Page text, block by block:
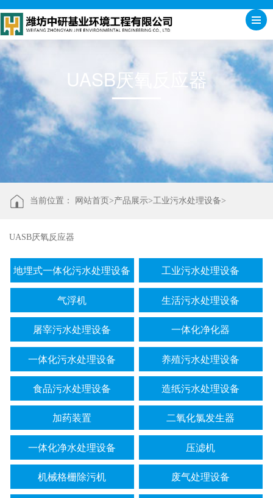
UASB厌氧反应器
当前位置： 网站首页>产品展示>工业污水处理设备>
UASB厌氧反应器
地埋式一体化污水处理设备 工业污水处理设备
气浮机 生活污水处理设备
屠宰污水处理设备 一体化净化器
一体化污水处理设备 养殖污水处理设备
食品污水处理设备 造纸污水处理设备
加药装置 二氧化氯发生器
一体化净水处理设备 压滤机
机械格栅除污机 废气处理设备